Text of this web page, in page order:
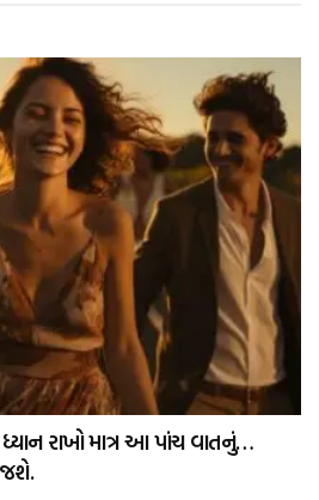
રાખો માત્ર આ પાંચ વાતનું…
જશે.